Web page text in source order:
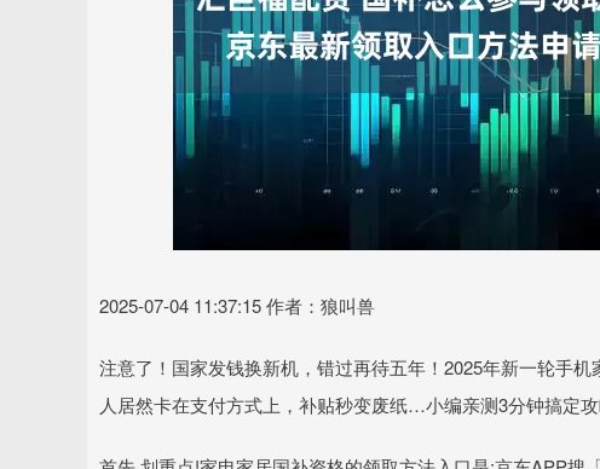
2025-07-04 11:37:15 作者：狼叫兽
注意了！国家发钱换新机，错过再待五年！2025年新一轮手
人居然卡在支付方式上，补贴秒变废纸…小编亲测3分钟搞定攻